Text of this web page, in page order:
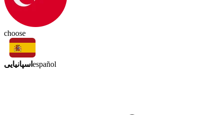
choose
اسپانیایی español